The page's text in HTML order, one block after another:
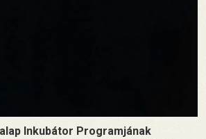
Inkubátor Programjának